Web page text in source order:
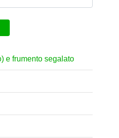
e frumento segalato